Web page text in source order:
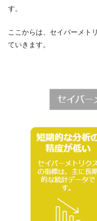
す。
ここからは、セイバーメト
ていきます。